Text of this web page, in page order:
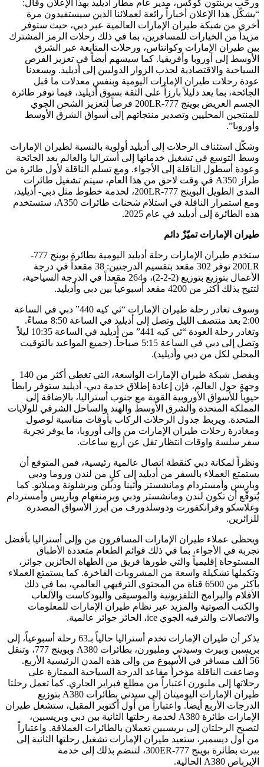
ورحّب برينتون كوكس، مدير عام مطار أديليد بهذا الإعلان وقال:
“يشكّل هذا الإعلان أخباراً رائعة لعملائنا الذين سيستفيدون مرة
أخرى من شبكة طيران الإمارات العالمية عبر دبي، حيث ستوفر
مزيداً من الخيارات للمسافرين، بما في ذلك رحلات الرمز المشترك
بين طيران الإمارات وكوانتاس، ورحلات المتابعة عبر الشرق
الأوسط إلى أوروبا وأفريقيا. كما سيسهم أيضاً في تعزيز الفرص
السياحية والاقتصادية لجذب الزوار الدوليين إلى أديليد. ويسعدنا
عودة رحلات طيران الإمارات اليومية وبنفس معدلات ما قبل
الجائحة، بما يعد دليلاً بارزاً على الثقة بسوق أديليد، فيما توفر طائرة
الجسم العريض بوينج 777-200LR فرصاً لتعزيز الشحن الجوي
للمنتجين المحليين وتصدير منتجاتهم إلى أسواق الشرق الأوسط
وأوروبا”.
وشكّل استئناف الرحلات إلى أديليد أولوية بالنسبة لطيران الإمارات
وسط التوسع في تشغيل خدماتها إلى أستراليا والعالم بعد الجائحة
وعودة أسطول الناقلة إلى الأجواء. ومع تسلم الناقلة لأول طائرة من
طراز A350 في وقت لاحق من هذا العام، سيتم تشغيل طائرات
المدى الطويل البوينج 777-200LR، لخدمة خطوط مثل دبي- أديليد،
ومع استمرار الناقلة في استلام شحنات طائرات A350، ستستخدم
هذه الطائرة إلى أديليد في عام 2025.
طيران الإمارات تميّزٌ دائم
ستخدم طيران الإمارات رحلة أديليد اليومية بطائرة بوينج 777-
200LR توفر 302 مقعد بتقسيم الدرجتين: 38 مقعداً في درجة
الأعمال بتوزيع بتوزيع (2-2-2)، و264 مقعداً في الدرجة السياحية،
لتتيح بذلك أكثر من 4200 مقعد أسبوعياً بين دبي وأديليد.
وسوف تغادر رحلة طيران الإمارات “ئي كيه 440” دبي في الساعة
2:00 بعد منتصف الليل وتصل إلى أديليد في الساعة 8:50 مساءً.
وتغادر رحلة العودة “ئي كيه 441” من أديليد في الساعة 10:35 ليلاً
وتصل إلى دبي في الساعة 5:15 صباحاً. (جميع المواعيد بالتوقيت
المحلي لكل من دبي وأديليد).
وبفضل شبكة طيران الإمارات الواسعة، التي تغطي أكثر من 140
وجهة حول العالم، فإن إعادة إطلاق خدمة دبي- أديليد ستوفر رابطاً
حيوياً للأسواق الأوروبية القوية مع جنوب أستراليا، بالإضافة إلى
المملكة المتحدة والشرق الأوسط والهند والساحل الشرقي للولايات
المتحدة. ويربط جدول الرحلات الركاب بأوقات مناسبة لوصول
ومغادرة رحلات طيران الإمارات من وإلى أوروبا، ما يوفر تجربة
سفر سلسة واوقات انتظار تقل عن أربع ساعات.
ونظراً لمكانة دبي كنقطة اتصال عالمية رئيسية، فمن المتوقع أن
يستمتع العملاء بالسفر من أديليد إلى كلٍ من لندن وروما ودبي
وباريس وأمستردام ومانشستر وأثينا ودبلن وبرشلونة وميلانو. كما
يُتوقّع أن تكون لندن ومانشستر ودبي وبرمنغهام وباريس وأمستردام
وغلاسكو وفرانكفورت ودوسلدورف من أبرز الأسواق المصدرة
للزائرين.
ويحظى عملاء طيران الإمارات المسافرون من وإلى أستراليا بأفضل
تجربة في الأجواء، بما في ذلك قوائم الطعام متعددة الأطباق
المستوحاة إقليمياً والتي طورها فريق من الطهاة الحائزين جوائز،
وتكملها تشكيلة واسعة من المشروبات الفاخرة. كما يستمتع العملاء
بأكثر من 6500 قناة من المحتوى الترفيهي العالمي، بما في ذلك
الأفلام والبرامج التلفزيونية والموسيقى والبودكاست والألعاب
والكتب الصوتية والمزيد عبر نظام طيران الإمارات للمعلومات
والاتصالات والترفيه الجوي ice، الحائز جوائز عالمية.
يذكر أن طيران الإمارات تخدم أستراليا حالياً بـ63 رحلة أسبوعياً، إلى
بريسبن وبيرث وسيدني وملبورن، بطائرات A380 وبوينج 777، وتنقل
56 ألف مسافر في الأسبوع من وإلى هذه المدن الرئيسية الأربع.
وضاعفت الناقلة مؤخرأً مقاعد الدرجة السياحية الممتازة على
رحلاتها إلى ملبورن اعتباراً من مطلع فبراير الجاري. كما تعمل رحلتا
طيران الإمارات اليوميتان إلى سيدني بطائرات A380 بتوزيع
الدرجات الأربع أيضاً. واعتباراً من أول أكتوبر المقبل، ستشغل طيران
الإمارات طائرة A380 لخدمة رحلتها الثانية بين دبي وبريسبين،
لتصبح الرحلتان إلى بريسبين تعملان بالطائرات العملاقة. واعتباراً
من أول ديسمبر، ستعيد طيران الإمارات تشغيل رحلتها الثانية إلى
بيرث بطائرة بوينج 777-300ER، لتنضم بذلك إلى خدمة
الإيرباص A380 الحالية.